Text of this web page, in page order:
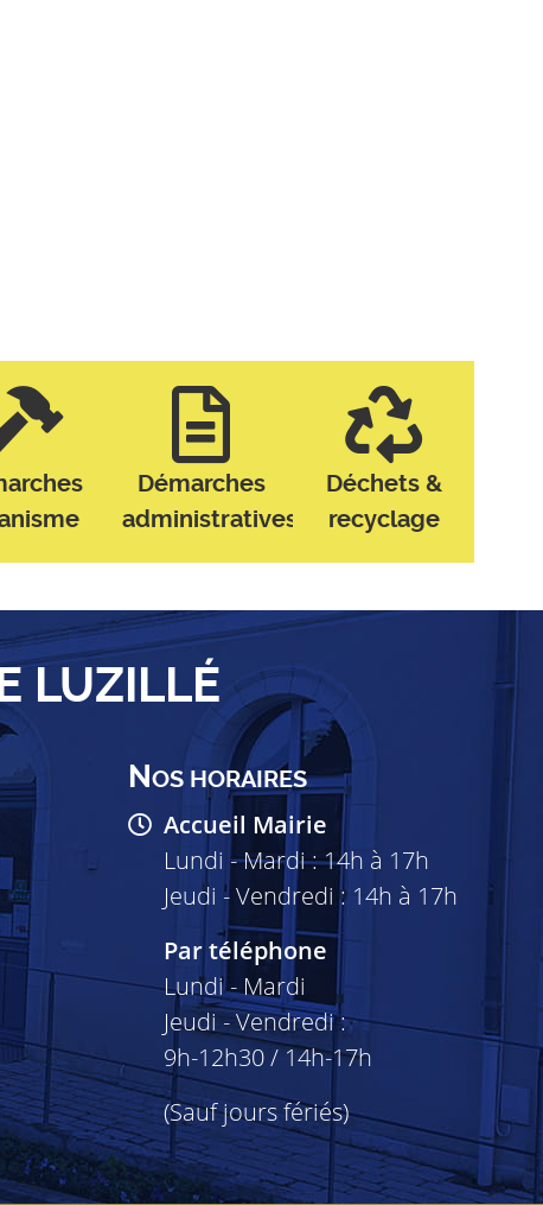
Démarches
administratives
Déchets &
recyclage
LUZILLÉ
NOS HORAIRES
Accueil Mairie
Lundi - Mardi : 14h à 17h
Jeudi - Vendredi : 14h à 17h
Par téléphone
Lundi - Mardi
Jeudi - Vendredi :
9h-12h30 / 14h-17h
(Sauf jours fériés)